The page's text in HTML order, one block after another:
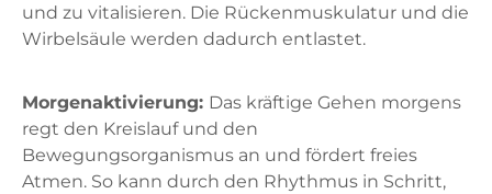
und zu vitalisieren. Die Rückenmuskulatur und die
Wirbelsäule werden dadurch entlastet.
Morgenaktivierung: Das kräftige Gehen morgens
regt den Kreislauf und den
Bewegungsorganismus an und fördert freies
Atmen. So kann durch den Rhythmus in Schritt,